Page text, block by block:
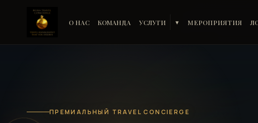
О НАС КОМАНДА УСЛУГИ ▾ МЕРОПРИЯТИЯ
ПРЕМИАЛЬНЫЙ TRAVEL CONCIERGE